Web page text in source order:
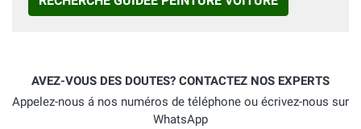
AVEZ-VOUS DES DOUTES? CONTACTEZ NOS EXPERTS
Appelez-nous á nos numéros de téléphone ou écrivez-nous sur
WhatsApp